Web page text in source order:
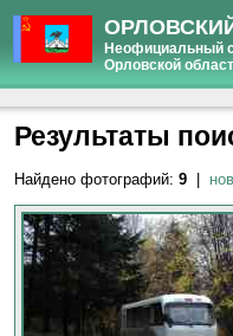
Неофициальный
Орловской
Результаты
Найдено фотографий: 9